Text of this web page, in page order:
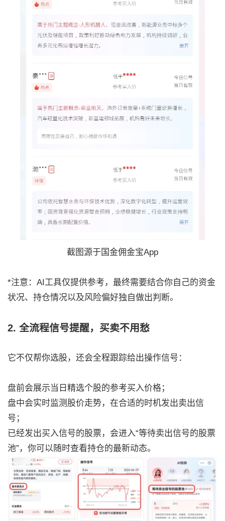
截图源于国金佣金宝App
*注意：AI工具仅提供参考，最终需要结合你自己的资金
状况、持仓情况以及风险偏好独自做出判断。
2. 全流程信号提醒，买卖不用愁
它不仅帮你选股，还会全程跟踪给出操作信号：
盘前会展示当日精选个股的参考买入价格；
盘中会实时监测股价走势，在合适的时机发出卖出信
号；
已经发出买入信号的股票，会进入“等待卖出信号的股票
池”，你可以随时查看持仓的最新动态。